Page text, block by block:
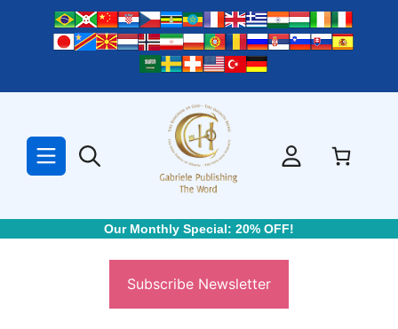
Our Monthly Special: 20% OFF!
Subscribe Newsletter